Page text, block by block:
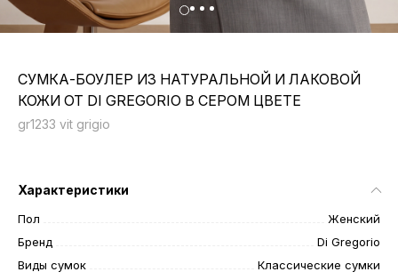
СУМКА-БОУЛЕР ИЗ НАТУРАЛЬНОЙ И ЛАКОВОЙ
КОЖИ ОТ DI GREGORIO В СЕРОМ ЦВЕТЕ
gr1233 vit grigio
Характеристики
Пол
Женский
Бренд
Di Gregorio
Виды сумок
Классические сумки